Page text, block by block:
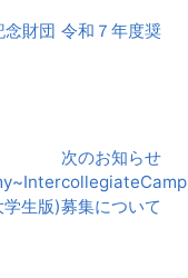
財団 令和７年度奨
次のお知らせ
学生版)募集について